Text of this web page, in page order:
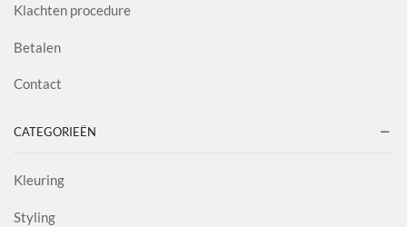
Klachten procedure
Betalen
Contact
CATEGORIEËN
Kleuring
Styling